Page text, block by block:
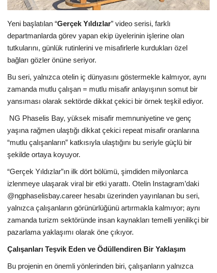
Yorumlar
Video Tanıtım
Köşe Yazarları
Galeri
Yeni başlatılan “Gerçek Yıldızlar” video serisi, farklı
departmanlarda görev yapan ekip üyelerinin işlerine olan
tutkularını, günlük rutinlerini ve misafirlerle kurdukları özel
bağları gözler önüne seriyor.
Bu seri, yalnızca otelin iç dünyasını göstermekle kalmıyor, aynı
zamanda mutlu çalışan = mutlu misafir anlayışının somut bir
yansıması olarak sektörde dikkat çekici bir örnek teşkil ediyor.
NG Phaselis Bay, yüksek misafir memnuniyetine ve genç
yaşına rağmen ulaştığı dikkat çekici repeat misafir oranlarına
“mutlu çalışanların” katkısıyla ulaştığını bu seriyle güçlü bir
şekilde ortaya koyuyor.
“Gerçek Yıldızlar”ın ilk dört bölümü, şimdiden milyonlarca
izlenmeye ulaşarak viral bir etki yarattı. Otelin Instagram’daki
@ngphaselisbay.career hesabı üzerinden yayınlanan bu seri,
yalnızca çalışanların görünürlüğünü artırmakla kalmıyor; aynı
zamanda turizm sektöründe insan kaynakları temelli yenilikçi bir
pazarlama yaklaşımı olarak öne çıkıyor.
Çalışanları Teşvik Eden ve Ödüllendiren Bir Yaklaşım
Bu projenin en önemli yönlerinden biri, çalışanların yalnızca